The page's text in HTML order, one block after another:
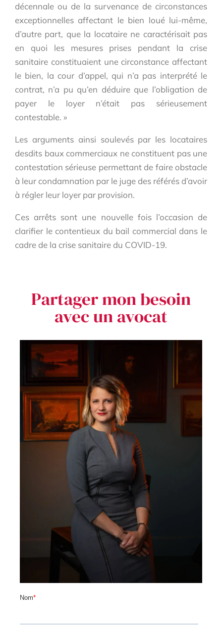
décennale ou de la survenance de circonstances
exceptionnelles affectant le bien loué lui-même,
d’autre part, que la locataire ne caractérisait pas
en quoi les mesures prises pendant la crise
sanitaire constituaient une circonstance affectant
le bien, la cour d’appel, qui n’a pas interprété le
contrat, n’a pu qu’en déduire que l’obligation de
payer le loyer n’était pas sérieusement
contestable. »
Les arguments ainsi soulevés par les locataires
desdits baux commerciaux ne constituent pas une
contestation sérieuse permettant de faire obstacle
à leur condamnation par le juge des référés d’avoir
à régler leur loyer par provision.
Ces arrêts sont une nouvelle fois l’occasion de
clarifier le contentieux du bail commercial dans le
cadre de la crise sanitaire du COVID-19.
Partager mon besoin
avec un avocat